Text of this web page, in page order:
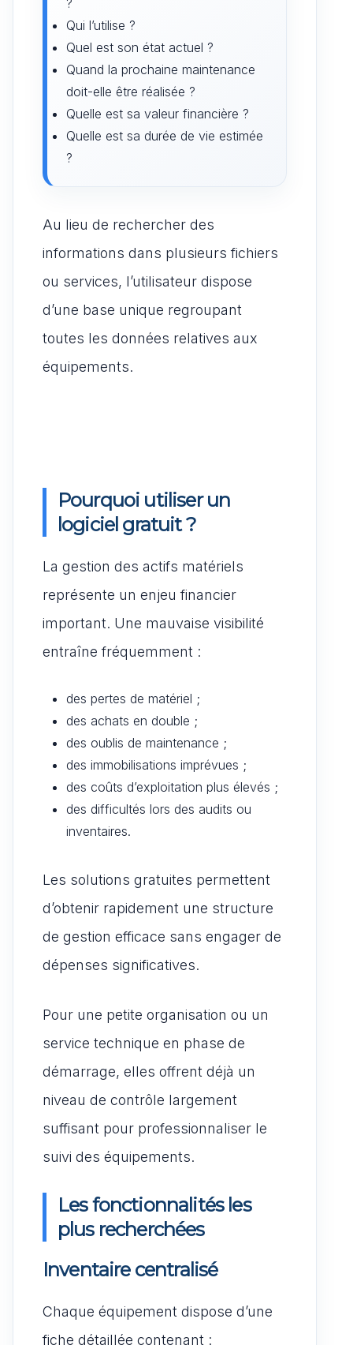
Qui l’utilise ?
Quel est son état actuel ?
Quand la prochaine maintenance
doit-elle être réalisée ?
Quelle est sa valeur financière ?
Quelle est sa durée de vie estimée
?
Au lieu de rechercher des
informations dans plusieurs fichiers
ou services, l’utilisateur dispose
d’une base unique regroupant
toutes les données relatives aux
équipements.
Pourquoi utiliser un
logiciel gratuit ?
La gestion des actifs matériels
représente un enjeu financier
important. Une mauvaise visibilité
entraîne fréquemment :
des pertes de matériel ;
des achats en double ;
des oublis de maintenance ;
des immobilisations imprévues ;
des coûts d’exploitation plus élevés ;
des difficultés lors des audits ou
inventaires.
Les solutions gratuites permettent
d’obtenir rapidement une structure
de gestion efficace sans engager de
dépenses significatives.
Pour une petite organisation ou un
service technique en phase de
démarrage, elles offrent déjà un
niveau de contrôle largement
suffisant pour professionnaliser le
suivi des équipements.
Les fonctionnalités les
plus recherchées
Inventaire centralisé
Chaque équipement dispose d’une
fiche détaillée contenant :